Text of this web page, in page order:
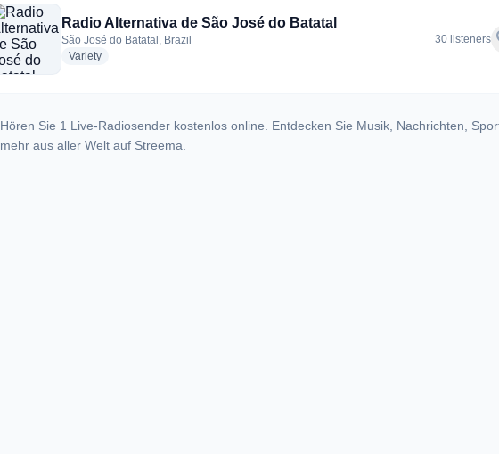
Radio Alternativa de São José do Batatal
São José do Batatal, Brazil
Varietyradio stations
30 listeners
Hören Sie 1 Live-Radiosender kostenlos online. Entdecken Sie Musik, Nachrichten,
mehr aus aller Welt auf Streema.